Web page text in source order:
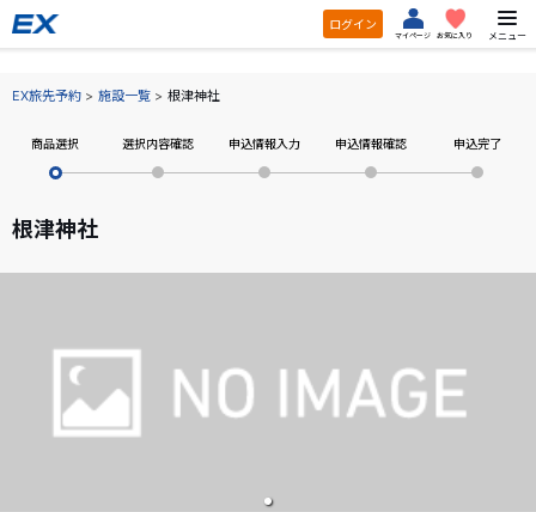
ログイン
マイページ お気に入り メニュー
EX旅先予約 施設一覧 根津神社
商品選択 選択内容確認 申込情報入力 申込情報確認 申込完了
根津神社